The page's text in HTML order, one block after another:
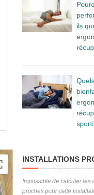
ils
INSTALLATIONS
Impossible de calculer les
proches pour cette